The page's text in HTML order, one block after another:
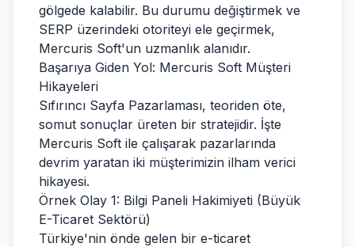
gölgede kalabilir. Bu durumu değiştirmek ve
SERP üzerindeki otoriteyi ele geçirmek,
Mercuris Soft'un uzmanlık alanıdır.
Başarıya Giden Yol: Mercuris Soft Müşteri
Hikayeleri
Sıfırıncı Sayfa Pazarlaması, teoriden öte,
somut sonuçlar üreten bir stratejidir. İşte
Mercuris Soft ile çalışarak pazarlarında
devrim yaratan iki müşterimizin ilham verici
hikayesi.
Örnek Olay 1: Bilgi Paneli Hakimiyeti (Büyük
E-Ticaret Sektörü)
Türkiye'nin önde gelen bir e-ticaret